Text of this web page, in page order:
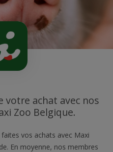
votre achat avec nos
Zoo Belgique.
vos achats avec Maxi
En moyenne, nos membres